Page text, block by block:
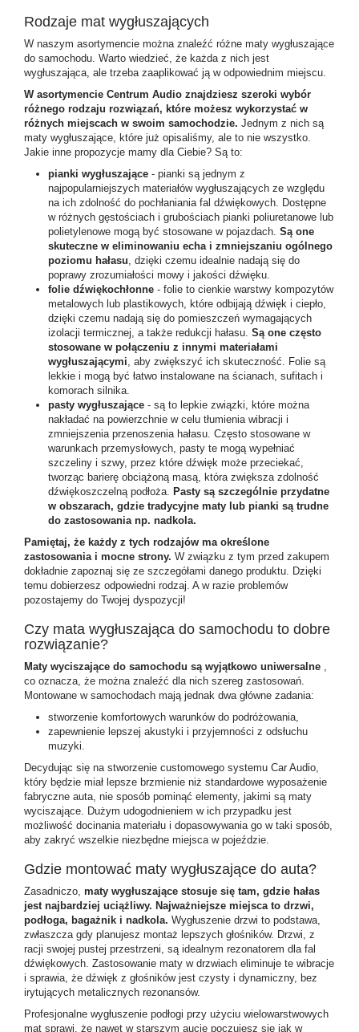
Rodzaje mat wygłuszających
W naszym asortymencie można znaleźć różne maty wygłuszające
do samochodu. Warto wiedzieć, że każda z nich jest
wygłuszająca, ale trzeba zaaplikować ją w odpowiednim miejscu.
W asortymencie Centrum Audio znajdziesz szeroki wybór
różnego rodzaju rozwiązań, które możesz wykorzystać w
różnych miejscach w swoim samochodzie. Jednym z nich są
maty wygłuszające, które już opisaliśmy, ale to nie wszystko.
Jakie inne propozycje mamy dla Ciebie? Są to:
pianki wygłuszające - pianki są jednym z
najpopularniejszych materiałów wygłuszających ze względu
na ich zdolność do pochłaniania fal dźwiękowych. Dostępne
w różnych gęstościach i grubościach pianki poliuretanowe lub
polietylenowe mogą być stosowane w pojazdach. Są one
skuteczne w eliminowaniu echa i zmniejszaniu ogólnego
poziomu hałasu, dzięki czemu idealnie nadają się do
poprawy zrozumiałości mowy i jakości dźwięku.
folie dźwiękochłonne - folie to cienkie warstwy kompozytów
metalowych lub plastikowych, które odbijają dźwięk i ciepło,
dzięki czemu nadają się do pomieszczeń wymagających
izolacji termicznej, a także redukcji hałasu. Są one często
stosowane w połączeniu z innymi materiałami
wygłuszającymi, aby zwiększyć ich skuteczność. Folie są
lekkie i mogą być łatwo instalowane na ścianach, sufitach i
komorach silnika.
pasty wygłuszające - są to lepkie związki, które można
nakładać na powierzchnie w celu tłumienia wibracji i
zmniejszenia przenoszenia hałasu. Często stosowane w
warunkach przemysłowych, pasty te mogą wypełniać
szczeliny i szwy, przez które dźwięk może przeciekać,
tworząc barierę obciążoną masą, która zwiększa zdolność
dźwiękoszczelną podłoża. Pasty są szczególnie przydatne
w obszarach, gdzie tradycyjne maty lub pianki są trudne
do zastosowania np. nadkola.
Pamiętaj, że każdy z tych rodzajów ma określone
zastosowania i mocne strony. W związku z tym przed zakupem
dokładnie zapoznaj się ze szczegółami danego produktu. Dzięki
temu dobierzesz odpowiedni rodzaj. A w razie problemów
pozostajemy do Twojej dyspozycji!
Czy mata wygłuszająca do samochodu to dobre
rozwiązanie?
Maty wyciszające do samochodu są wyjątkowo uniwersalne ,
co oznacza, że można znaleźć dla nich szereg zastosowań.
Montowane w samochodach mają jednak dwa główne zadania:
stworzenie komfortowych warunków do podróżowania,
zapewnienie lepszej akustyki i przyjemności z odsłuchu
muzyki.
Decydując się na stworzenie customowego systemu Car Audio,
który będzie miał lepsze brzmienie niż standardowe wyposażenie
fabryczne auta, nie sposób pominąć elementy, jakimi są maty
wyciszające. Dużym udogodnieniem w ich przypadku jest
możliwość docinania materiału i dopasowywania go w taki sposób,
aby zakryć wszelkie niezbędne miejsca w pojeździe.
Gdzie montować maty wygłuszające do auta?
Zasadniczo, maty wygłuszające stosuje się tam, gdzie hałas
jest najbardziej uciążliwy. Najważniejsze miejsca to drzwi,
podłoga, bagażnik i nadkola. Wygłuszenie drzwi to podstawa,
zwłaszcza gdy planujesz montaż lepszych głośników. Drzwi, z
racji swojej pustej przestrzeni, są idealnym rezonatorem dla fal
dźwiękowych. Zastosowanie maty w drzwiach eliminuje te wibracje
i sprawia, że dźwięk z głośników jest czysty i dynamiczny, bez
irytujących metalicznych rezonansów.
Profesjonalne wygłuszenie podłogi przy użyciu wielowarstwowych
mat sprawi, że nawet w starszym aucie poczujesz się jak w